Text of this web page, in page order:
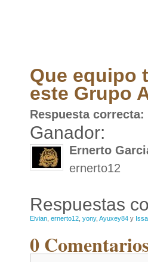
Que equipo
este Grupo
Respuesta correcta:
Ganador:
Ernerto
ernerto12
Respuestas
Eivian ernerto12 yony, Ayuxey84 y
0